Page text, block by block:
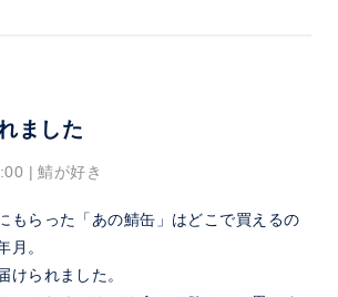
ました
| 鯖が好き
もらった「あの鯖缶」はどこで買えるの
月。
けられました。